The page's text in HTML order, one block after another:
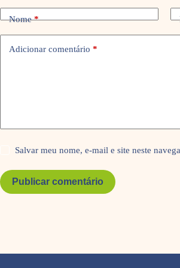
Nome*
Adicionar comentário *
Salvar meu nome, e-mail e site neste
Publicar comentário